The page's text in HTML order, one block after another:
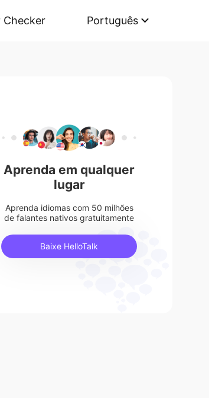
Checker Português
Aprenda em qualquer
lugar
Aprenda idiomas com 50 milhões
de falantes nativos gratuitamente
Baixe HelloTalk